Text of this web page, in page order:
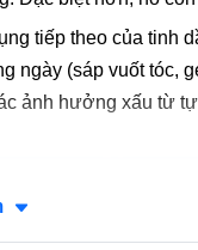
tiếp theo của tinh
ngày (sáp vuốt tóc,
ảnh hưởng xấu từ